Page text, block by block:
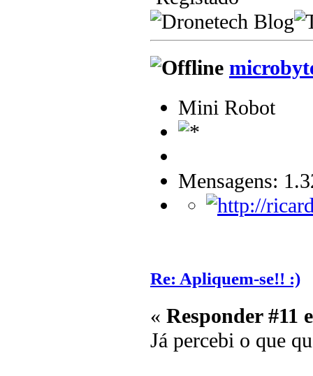
Mini Robot
Mensagens:
Re: Apliquem-se!! :)
« Responder #11
Já percebi o que